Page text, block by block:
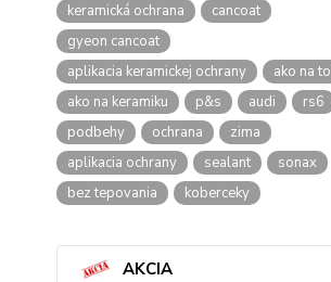
keramická ochrana
cancoat
gyeon cancoat
aplikacia keramickej ochrany
ako na to
ako na keramiku
p&s audi
rs6
podbehy
ochrana
zima
aplikacia ochrany
sealant
sonax
bez tepovania
koberceky
AKCIA